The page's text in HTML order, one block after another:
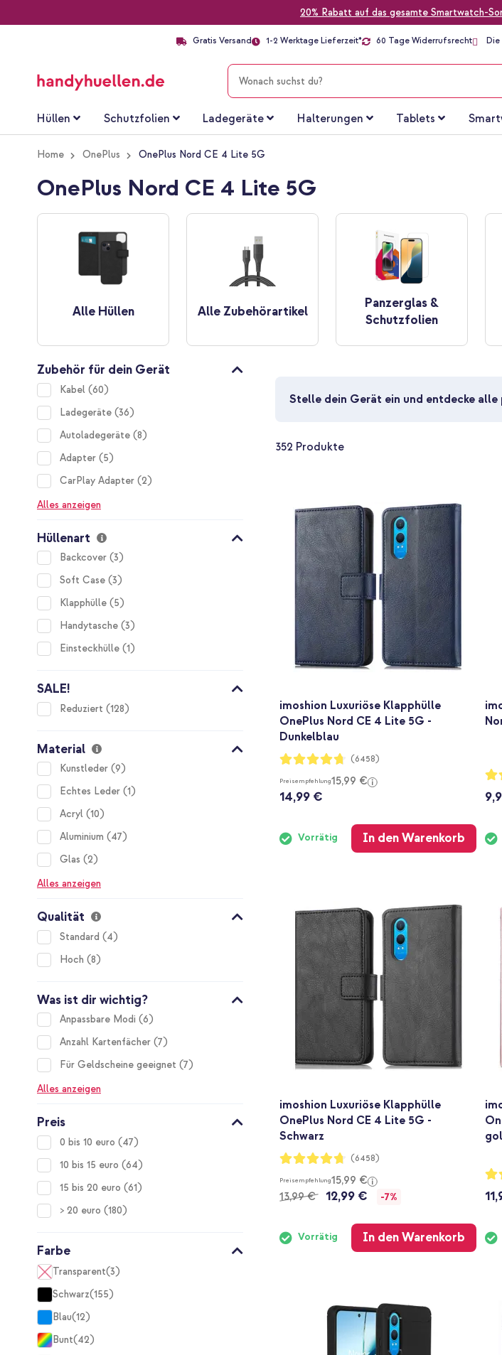
20% Rabatt auf das gesamte Smartwatch-
Gratis Versand 1-2 Werktage Lieferzeit* 60 Tage Widerrufsrecht Die
SUCHE
Hüllen Schutzfolien Ladegeräte Halterungen Tablets
Home OnePlus OnePlus Nord CE 4 Lite 5G
OnePlus Nord CE 4 Lite 5G
Alle Hüllen Alle Zubehörartikel
Panzerglas &
Schutzfolien
Stelle dein Gerät ein und entdecke alle
352 Produkte
imoshion Luxuriöse Klapphülle
OnePlus Nord CE 4 Lite 5G -
Dunkelblau
Bewertung:
94%
(6458)
Preisempfehlung15,99 €
14,99 €
Vorrätig In den Warenkorb
96%
imoshion Luxuriöse Klapphülle
OnePlus Nord CE 4 Lite 5G -
Schwarz
Bewertung:
94%
(6458)
Preisempfehlung15,99 €
13,99 €
12,99 € -7%
Vorrätig In den Warenkorb
97%
Zubehör für dein Gerät
Kabel 60
items
Ladegeräte 36
items
Autoladegeräte 8
items
Adapter
5
items
CarPlay Adapter 2
items
Alles anzeigen
Hüllenart
Backcover 3
items
Soft Case 3
items
Klapphülle
5
items
Handytasche 3
items
Einsteckhülle 1
item
SALE!
Reduziert 128
items
Material
Kunstleder 9
items
Echtes Leder 1
item
Acryl 10
items
Aluminium
47
items
Glas
2
items
Alles anzeigen
Qualität
Standard 4
items
Hoch
8
items
Was ist dir wichtig?
Anpassbare Modi 6
items
Anzahl Kartenfächer 7
items
Für Geldscheine geeignet
7
items
Alles anzeigen
Preis
0 bis 10 euro 47
items
10 bis 15 euro
64
items
15 bis 20 euro
61
items
> 20 euro
180
items
Farbe
Transparent 3
items
Schwarz 155
items
Blau 12
items
Bunt 42
items